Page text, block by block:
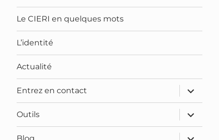
Le CIERI en quelques mots
L’identité
Actualité
Entrez en contact
ouvrir
le
sous-
menu
Outils
ouvrir
le
sous-
menu
ouvrir